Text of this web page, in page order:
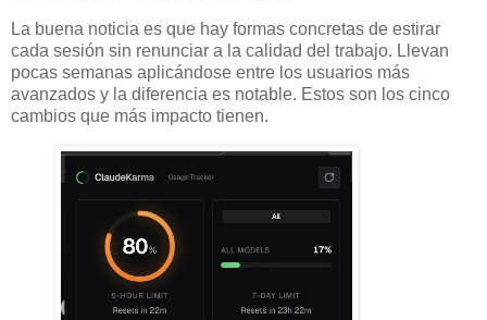
La buena noticia es que hay formas concretas de estirar
cada sesión sin renunciar a la calidad del trabajo. Llevan
pocas semanas aplicándose entre los usuarios más
avanzados y la diferencia es notable. Estos son los cinco
cambios que más impacto tienen.